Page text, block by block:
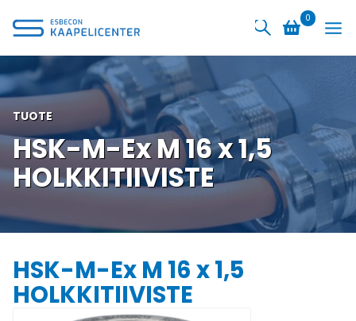
sisältöön
0
TUOTE
HSK-M-Ex M 16 x 1,5
HOLKKITIIVISTE
HSK-M-Ex M 16 x 1,5
HOLKKITIIVISTE